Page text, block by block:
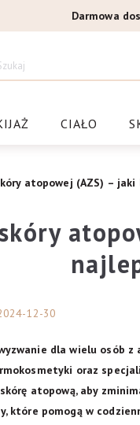
Darmowa
CIAŁO
atopowej (AZS) –
12-30
dla wielu osób
oraz
atopową, aby
które pomogą w